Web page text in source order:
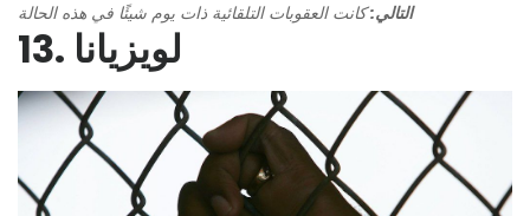
التالي:كانت العقوبات التلقائية ذات يوم شيئًا في هذه الحالة
13. لويزيانا